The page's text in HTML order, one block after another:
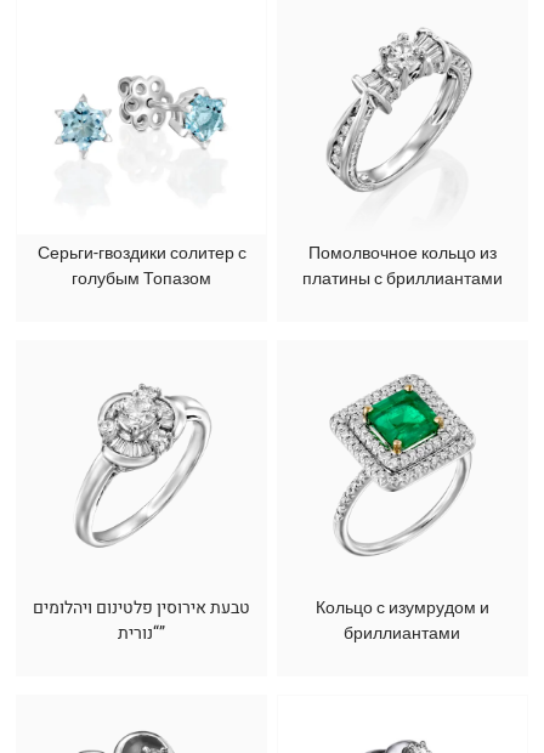
Серьги-гвоздики солитер с
голубым Топазом
Помолвочное кольцо из
платины с бриллиантами
טבעת אירוסין פלטינום ויהלומים
“נורית”
Кольцо с изумрудом и
бриллиантами